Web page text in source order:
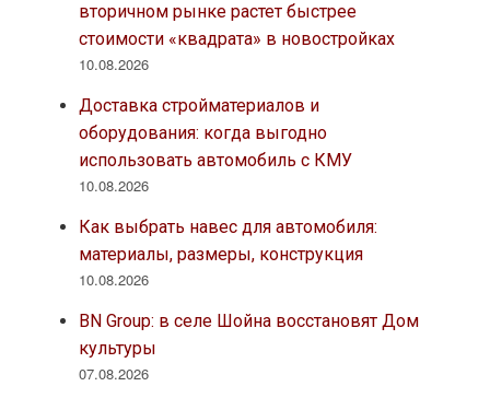
вторичном рынке растет быстрее
стоимости «квадрата» в новостройках
10.08.2026
Доставка стройматериалов и
оборудования: когда выгодно
использовать автомобиль с КМУ
10.08.2026
Как выбрать навес для автомобиля:
материалы, размеры, конструкция
10.08.2026
BN Group: в селе Шойна восстановят Дом
культуры
07.08.2026